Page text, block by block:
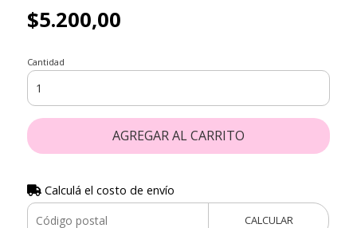
$5.200,00
Cantidad
AGREGAR AL CARRITO
Calculá el costo de envío
CALCULAR